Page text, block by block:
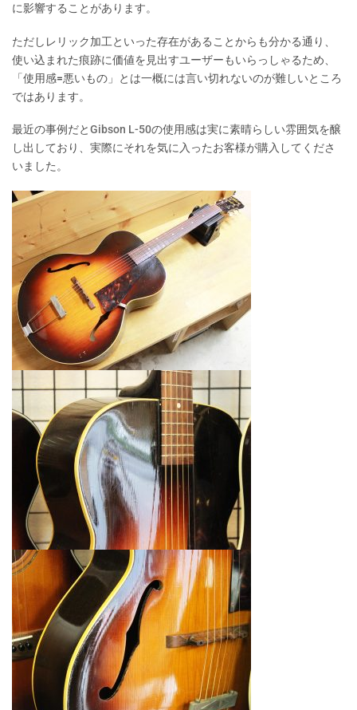
に影響することがあります。
ただしレリック加工といった存在があることからも分かる通り、
使い込まれた痕跡に価値を見出すユーザーもいらっしゃるため、
「使用感=悪いもの」とは一概には言い切れないのが難しいところ
ではあります。
最近の事例だとGibson L-50の使用感は実に素晴らしい雰囲気を醸
し出しており、実際にそれを気に入ったお客様が購入してくださ
いました。